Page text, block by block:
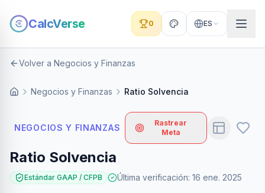
CalcVerse 0 ES
Volver a Negocios y Finanzas
Negocios y Finanzas Ratio Solvencia
NEGOCIOS Y FINANZAS
Rastrear
Meta
Ratio Solvencia
Estándar GAAP / CFPB Última verificación: 16 ene. 2025